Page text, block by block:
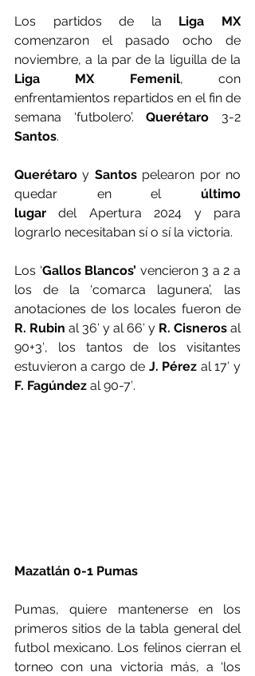
Los partidos de la
Liga MX
comenzaron el pasado ocho de
Liga MX Femenil, con
enfrentamientos repartidos en el fin de
semana ‘futbolero’. Querétaro
Santos.
Querétaro y Santos pelearon por no
quedar en el último
lugar del Apertura 2024 y para
lograrlo necesitaban sí o sí la victoria.
Los ‘Gallos Blancos’ vencieron 3 a 2 a
los de la ‘comarca lagunera’, las
R. Rubin al 36′ y al 66′ y R. Cisneros al
90+3′, los tantos de los visitantes
estuvieron a cargo de J. Pérez
F. Fagúndez al 90-7′.
Mazatlán 0-1 Pumas
Pumas, quiere mantenerse en los
primeros sitios de la tabla general del
futbol mexicano. Los felinos cierran el
torneo con una victoria más, a ‘los